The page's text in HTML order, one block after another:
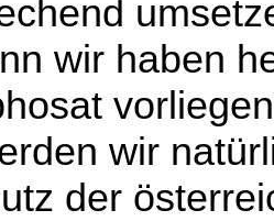
wir haben
wir
der